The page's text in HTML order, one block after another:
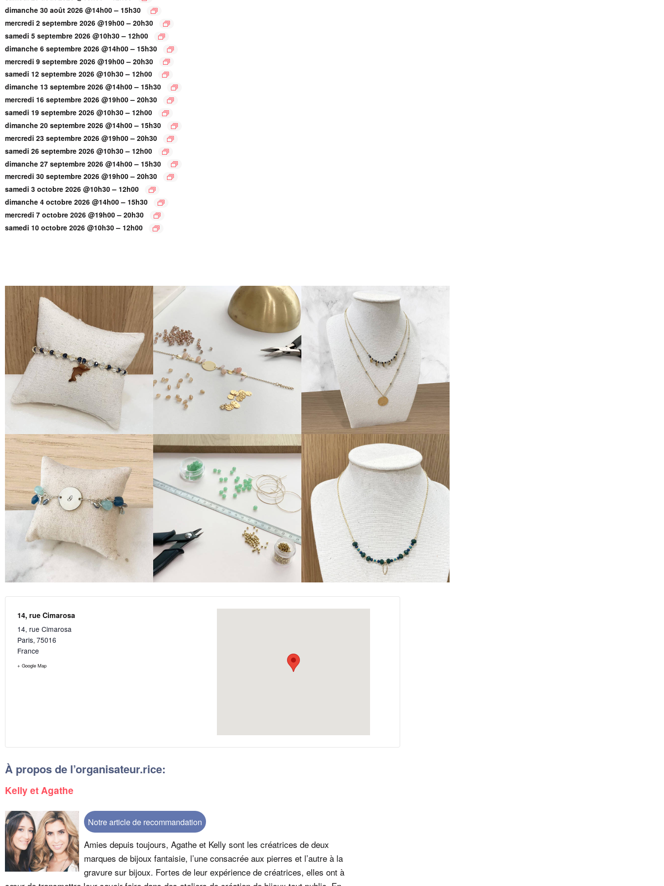
dimanche 30 août 2026 @14h00– 15h30
mercredi 2 septembre 2026 @19h00– 20h30
samedi 5 septembre 2026 @10h30– 12h00
dimanche 6 septembre 2026 @14h00– 15h30
mercredi 9 septembre 2026 @19h00– 20h30
samedi 12 septembre 2026 @10h30– 12h00
dimanche 13 septembre 2026 @14h00– 15h30
mercredi 16 septembre 2026 @19h00– 20h30
samedi 19 septembre 2026 @10h30– 12h00
dimanche 20 septembre 2026 @14h00– 15h30
mercredi 23 septembre 2026 @19h00– 20h30
samedi 26 septembre 2026 @10h30– 12h00
dimanche 27 septembre 2026 @14h00– 15h30
mercredi 30 septembre 2026 @19h00– 20h30
samedi 3 octobre 2026 @10h30– 12h00
dimanche 4 octobre 2026 @14h00– 15h30
mercredi 7 octobre 2026 @19h00– 20h30
samedi 10 octobre 2026 @10h30– 12h00
14, rue Cimarosa
14, rue Cimarosa
Paris, 75016
France
+ Google Map
À propos de l’organisateur.rice:
Kelly et Agathe
Notre article de recommandation
Amies depuis toujours, Agathe et Kelly sont les créatrices de deux
marques de bijoux fantaisie, l’une consacrée aux pierres et l’autre à la
gravure sur bijoux. Fortes de leur expérience de créatrices, elles ont à